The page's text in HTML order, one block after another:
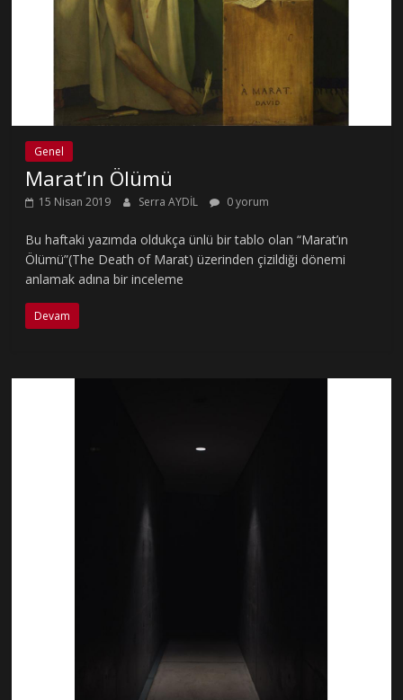
Genel
Marat’ın Ölümü
15 Nisan 2019 Serra AYDİL 0 yorum
Bu haftaki yazımda oldukça ünlü bir tablo olan “Marat’ın
Ölümü”(The Death of Marat) üzerinden çizildiği dönemi
anlamak adına bir inceleme
Devam